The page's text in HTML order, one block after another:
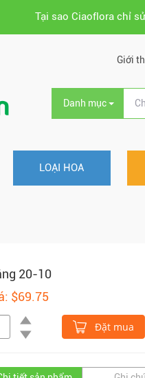
Tại sao Ciaoflora chỉ
Giới
Danh mục
LOẠI HOA
20-10
$69.75
Đặt mua